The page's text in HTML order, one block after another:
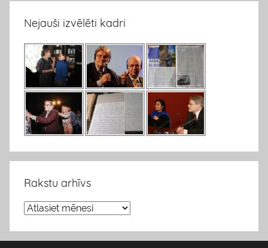
Nejauši izvēlēti kadri
Rakstu arhīvs
R
k